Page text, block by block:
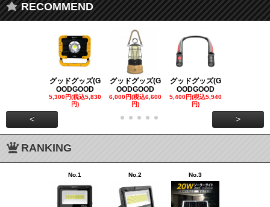
RECOMMEND
グッドグッズ(G
OODGOOD
5,300円(税込5,830
円)
グッドグッズ(G
OODGOOD
6,000円(税込6,600
円)
グッドグッズ(G
OODGOOD
5,400円(税込5,940
円)
< >
RANKING
No.1 No.2 No.3